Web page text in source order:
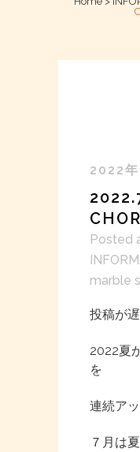
2022年
Posted
marble
投稿が
2022夏
を
連続ア
７月は